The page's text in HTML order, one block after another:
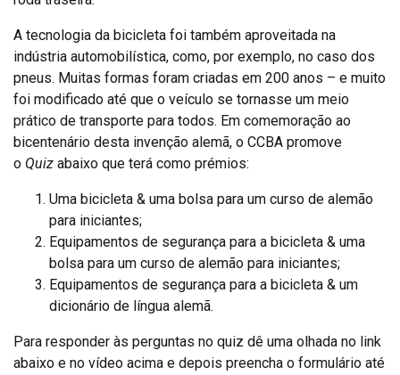
A tecnologia da bicicleta foi também aproveitada na
indústria automobilística, como, por exemplo, no caso dos
pneus. Muitas formas foram criadas em 200 anos – e muito
foi modificado até que o veículo se tornasse um meio
prático de transporte para todos. Em comemoração ao
bicentenário desta invenção alemã, o CCBA promove
o Quiz abaixo que terá como prémios:
Uma bicicleta & uma bolsa para um curso de alemão
para iniciantes;
Equipamentos de segurança para a bicicleta & uma
bolsa para um curso de alemão para iniciantes;
Equipamentos de segurança para a bicicleta & um
dicionário de língua alemã.
Para responder às perguntas no quiz dê uma olhada no link
abaixo e no vídeo acima e depois preencha o formulário até